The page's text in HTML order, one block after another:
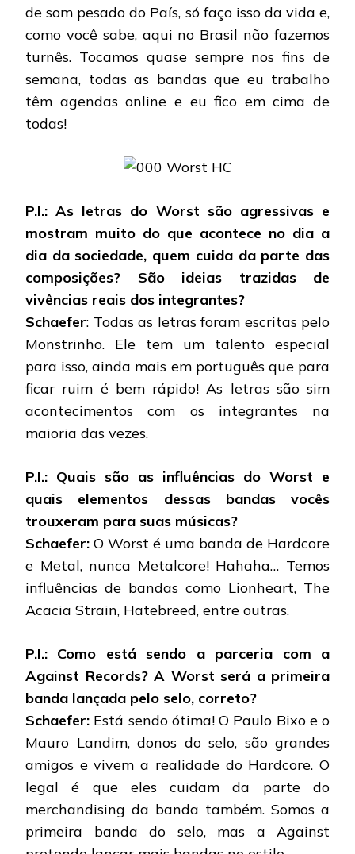
de som pesado do País, só faço isso da vida e,
como você sabe, aqui no Brasil não fazemos
turnês. Tocamos quase sempre nos fins de
semana, todas as bandas que eu trabalho
têm agendas online e eu fico em cima de
todas!
P.I.: As letras do Worst são agressivas e
mostram muito do que acontece no dia a
dia da sociedade, quem cuida da parte das
composições? São ideias trazidas de
vivências reais dos integrantes?
Schaefer: Todas as letras foram escritas pelo
Monstrinho. Ele tem um talento especial
para isso, ainda mais em português que para
ficar ruim é bem rápido! As letras são sim
acontecimentos com os integrantes na
maioria das vezes.
P.I.: Quais são as influências do Worst e
quais elementos dessas bandas vocês
trouxeram para suas músicas?
Schaefer: O Worst é uma banda de Hardcore
e Metal, nunca Metalcore! Hahaha… Temos
influências de bandas como Lionheart, The
Acacia Strain, Hatebreed, entre outras.
P.I.: Como está sendo a parceria com a
Against Records? A Worst será a primeira
banda lançada pelo selo, correto?
Schaefer: Está sendo ótima! O Paulo Bixo e o
Mauro Landim, donos do selo, são grandes
amigos e vivem a realidade do Hardcore. O
legal é que eles cuidam da parte do
merchandising da banda também. Somos a
primeira banda do selo, mas a Against